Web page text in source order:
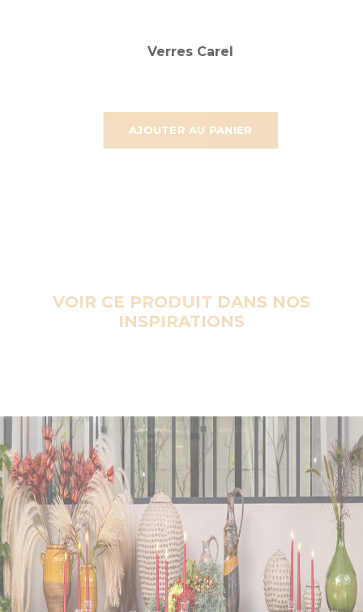
AJOUTER AU PANIER
Verres Carel
VOIR CE PRODUIT DANS NOS
INSPIRATIONS